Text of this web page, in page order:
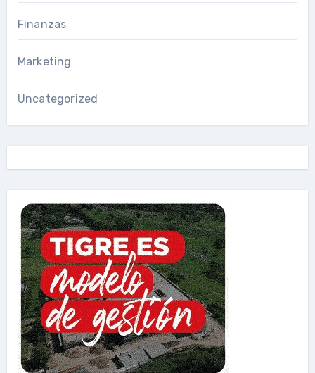
Finanzas
Marketing
Uncategorized